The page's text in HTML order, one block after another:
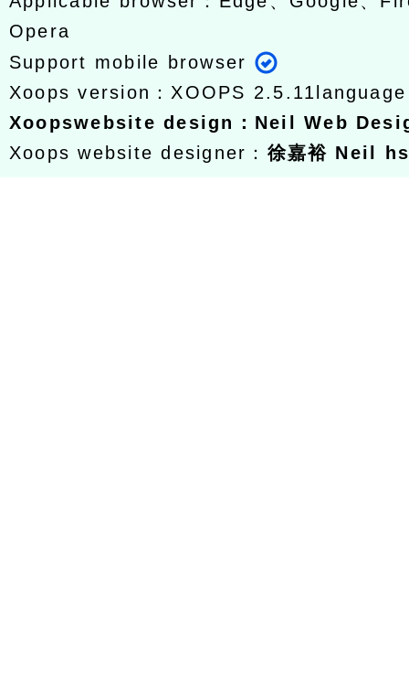
Opera
Support mobile browser
Xoops version： XOOPS 2.5.11
Xoopswebsite design ： Neil Web
Xoops website designer： 徐嘉裕 Neil